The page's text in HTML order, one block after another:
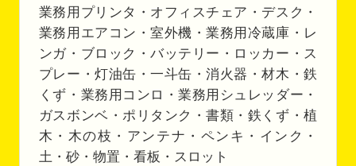
業務用プリンタ・オフィスチェア・デスク・
業務用エアコン・室外機・業務用冷蔵庫・レ
ンガ・ブロック・バッテリー・ロッカー・ス
プレー・灯油缶・一斗缶・消火器・材木・鉄
くず・業務用コンロ・業務用シュレッダー・
ガスボンベ・ポリタンク・書類・鉄くず・植
木・木の枝・アンテナ・ペンキ・インク・
土・砂・物置・看板・スロット